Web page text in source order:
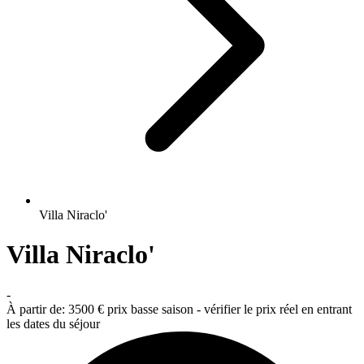
Villa Niraclo'
Villa Niraclo'
-
À partir de: 3500 € prix basse saison - vérifier le prix réel en entrant
les dates du séjour